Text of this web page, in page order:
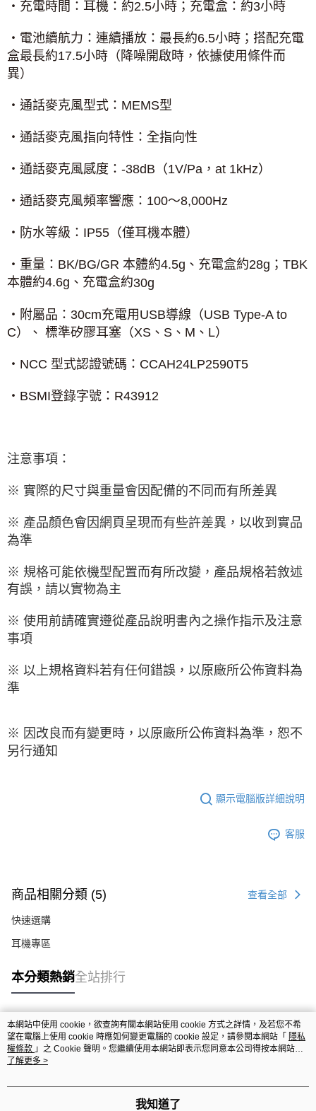
‧充電時間：耳機：約2.5小時；充電盒：約3小時
‧電池續航力：連續播放：最長約6.5小時；搭配充電
盒最長約17.5小時（降噪開啟時，依據使用條件而
異）
‧通話麥克風型式： MEMS型
‧通話麥克風指向特性：全指向性
‧通話麥克風感度： -38dB （1V/Pa ， at 1kHz）
‧通話麥克風頻率響應： 100～8,000Hz
‧防水等級： IP55 （僅耳機本體）
‧重量： BK/BG/GR 本體約4.5g 、充電盒約28g ； TBK
本體約4.6g 、充電盒約30g
‧附屬品： 30cm充電用 USB導線（USB Type-A to
C）、 標準矽膠耳塞（XS 、 S 、 M 、 L）
‧ NCC 型式認證號碼： CCAH24LP2590T5
‧ BSMI登錄字號： R43912
注意事項：
※ 實際的尺寸與重量會因配備的不同而有所差異
※ 產品顏色會因網頁呈現而有些許差異，以收到實品
為準
※ 規格可能依機型配置而有所改變，產品規格若敘述
有誤，請以實物為主
※ 使用前請確實遵從產品說明書內之操作指示及注意
事項
※ 以上規格資料若有任何錯誤，以原廠所公佈資料為
準
※ 因改良而有變更時，以原廠所公佈資料為準，恕不
另行通知
顯示電腦版詳細說明
客服
商品相關分類 (5) 查看全部
快速選購
耳機專區
本分類熱銷全站排行
熱門標籤
本網站中使用 cookie，欲查詢有關本網站使用 cookie 方式之詳情，及若您不希
望在電腦上使用 cookie 時應如何變更電腦的 cookie 設定，請參閱本網站「 隱私
權條款 」之 Cookie 聲明。您繼續使用本網站即表示您同意本公司得按本網站使
用條款之 Cookie 聲明使用 cookie。
了解更多 >
我知道了